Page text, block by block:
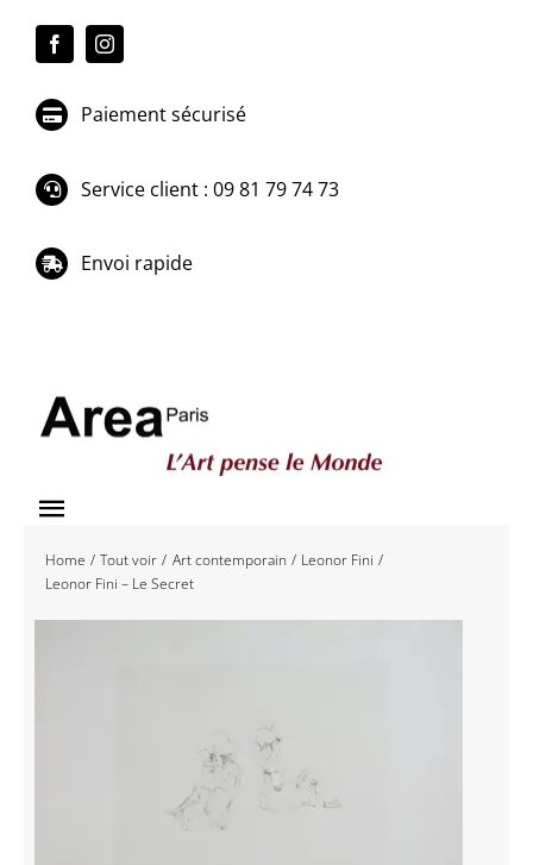
Paiement sécurisé
Service client : 09 81 79 74 73
Envoi rapide
Toggle
Navigation
Accueil
Home Tout voir Art contemporain
Leonor Fini
Leonor Fini – Le Secret